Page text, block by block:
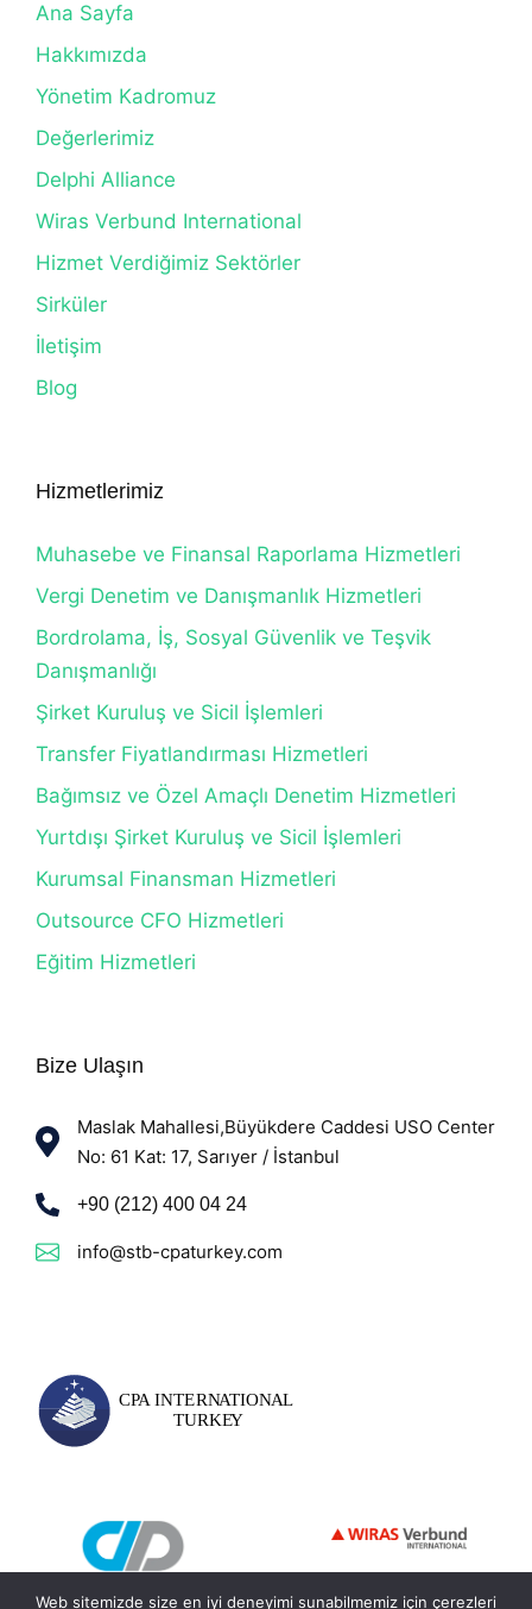
Ana Sayfa
Hakkımızda
Yönetim Kadromuz
Değerlerimiz
Delphi Alliance
Wiras Verbund International
Hizmet Verdiğimiz Sektörler
Sirküler
İletişim
Blog
Hizmetlerimiz
Muhasebe ve Finansal Raporlama Hizmetleri
Vergi Denetim ve Danışmanlık Hizmetleri
Bordrolama, İş, Sosyal Güvenlik ve Teşvik
Danışmanlığı
Şirket Kuruluş ve Sicil İşlemleri
Transfer Fiyatlandırması Hizmetleri
Bağımsız ve Özel Amaçlı Denetim Hizmetleri
Yurtdışı Şirket Kuruluş ve Sicil İşlemleri
Kurumsal Finansman Hizmetleri
Outsource CFO Hizmetleri
Eğitim Hizmetleri
Bize Ulaşın
Maslak Mahallesi,Büyükdere Caddesi USO Center
No: 61 Kat: 17, Sarıyer / İstanbul
+90 (212) 400 04 24
info@stb-cpaturkey.com
Web sitemizde size en iyi deneyimi sunabilmemiz için çerezleri